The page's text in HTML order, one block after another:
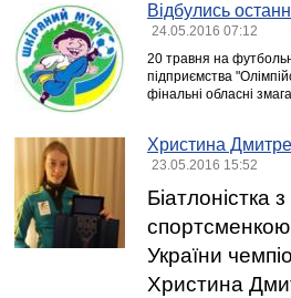
Відбулись
24.05.2016 07:12
20 травня на
підприємства
фінальні обласні
Христина
23.05.2016 15:52
України
Христина